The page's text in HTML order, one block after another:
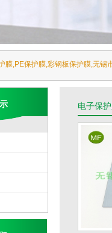
膜,PE保护膜,彩钢板保护膜,无锡
电子保